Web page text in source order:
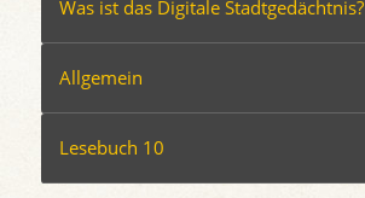
Was ist das Digitale Stadtgedächtnis?
Allgemein
Lesebuch 10